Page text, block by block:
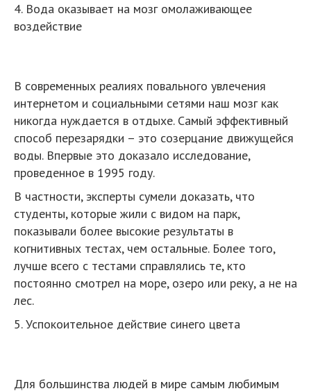
4. Вода оказывает на мозг омолаживающее
воздействие
В современных реалиях повального увлечения
интернетом и социальными сетями наш мозг как
никогда нуждается в отдыхе. Самый эффективный
способ перезарядки – это созерцание движущейся
воды. Впервые это доказало исследование,
проведенное в 1995 году.
В частности, эксперты сумели доказать, что
студенты, которые жили с видом на парк,
показывали более высокие результаты в
когнитивных тестах, чем остальные. Более того,
лучше всего с тестами справлялись те, кто
постоянно смотрел на море, озеро или реку, а не на
лес.
5. Успокоительное действие синего цвета
Для большинства людей в мире самым любимым